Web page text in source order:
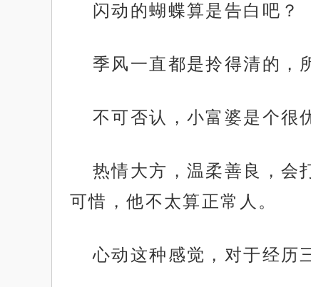
闪动的蝴蝶算是告白吧？
季风一直都是拎得清的，
不可否认，小富婆是个很
热情大方，温柔善良，会
可惜，他不太算正常人。
心动这种感觉，对于经历